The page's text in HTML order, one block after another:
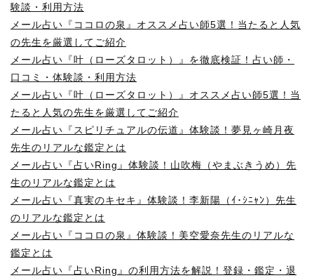
験談・利用方法
メール占い『ココロの泉』オススメ占い師5選！当たると人気
の先生を厳選してご紹介
メール占い『叶（ローズタロット）』を徹底検証！占い師・
口コミ・体験談・利用方法
メール占い『叶（ローズタロット）』オススメ占い師5選！当
たると人気の先生を厳選してご紹介
メール占い『スピリチュアルの伝道』体験談！夢見ヶ崎月夜
先生のリアルな鑑定とは
メール占い『占いRing』体験談！山吹梅（やまぶきうめ）先
生のリアルな鑑定とは
メール占い『真実のキセキ』体験談！李新陽（ｲ･ｼﾆｬﾝ）先生
のリアルな鑑定とは
メール占い『ココロの泉』体験談！美空愛奈先生のリアルな
鑑定とは
メール占い『占いRing』の利用方法を解説！登録・鑑定・退